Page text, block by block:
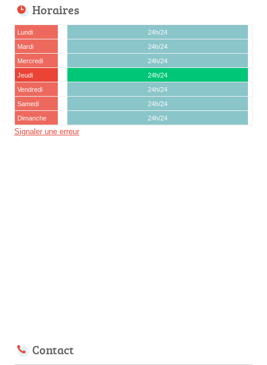
Horaires
Lundi
24h/24
Mardi
24h/24
Mercredi
24h/24
Jeudi
24h/24
Vendredi
24h/24
Samedi
24h/24
Dimanche
24h/24
Signaler une erreur
Contact